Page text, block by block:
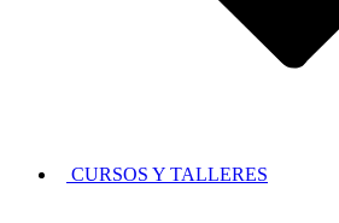
CURSOS Y TALLERES